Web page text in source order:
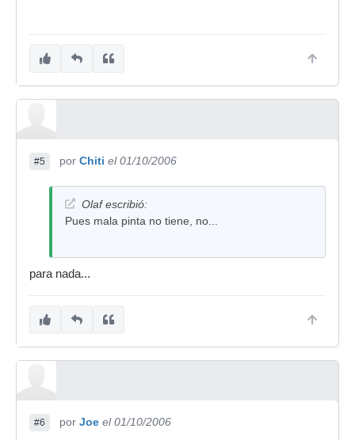
#5 por Chiti el 01/10/2006
Olaf escribió:
Pues mala pinta no tiene, no...
para nada...
#6 por Joe el 01/10/2006